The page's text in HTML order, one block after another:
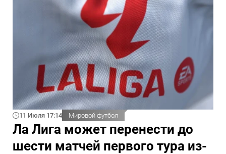
11 Июля 17:14 Мировой футбол
Ла Лига может перенести до
шести матчей первого тура из-